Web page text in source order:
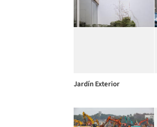
Jardín Exterior